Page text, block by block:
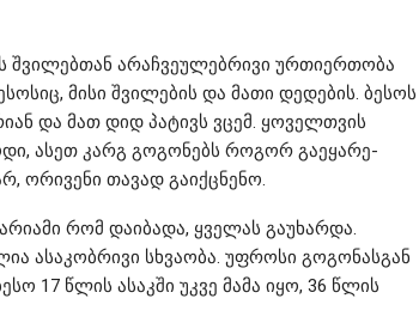
შვილებთან არაჩვეულებრივი ურთიერთობა
მისი შვილების და მათი დედების. ბესოს
და მათ დიდ პატივს ვცემ. ყოველთვის
ასეთ კარგ გოგონებს როგორ გაეყარე-
ორივენი თავად გაიქცნენო.
რომ დაიბადა, ყველას გაუხარდა.
ასაკობრივი სხვაობა. უფროსი გოგონასგან
17 წლის ასაკში უკვე მამა იყო, 36 წლის